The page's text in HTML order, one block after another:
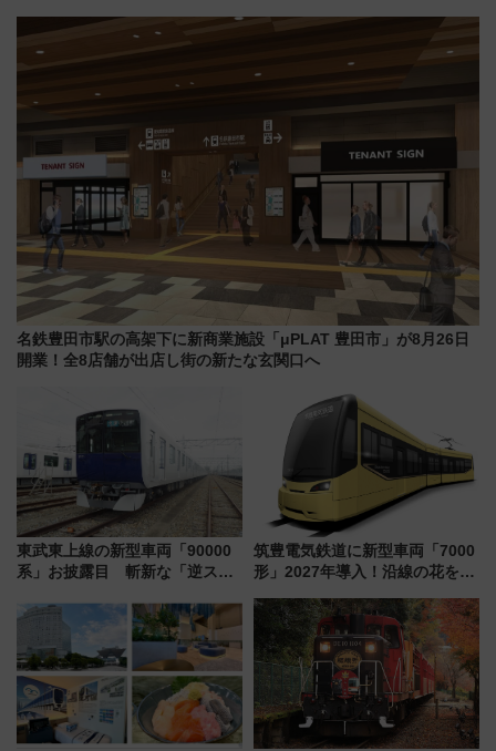
暇村のお得な日帰りプランも登
ブ」今秋登場 ―予測不能の恐
名鉄豊田市駅の高架下に新商業施設「μPLAT 豊田市」が8月26日
開業！全8店舗が出店し街の新たな玄関口へ
東武東上線の新型車両「90000
系」お披露目 斬新な「逆スラ
放的な車内空間に注目、デビュ
筑豊電気鉄道に新型車両「7000
形」2027年導入！沿線の花をイ
内は落ち着いたゆとりある空間